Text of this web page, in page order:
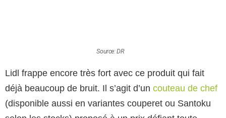
Source: DR
Lidl frappe encore très fort avec ce produit qui fait
déjà beaucoup de bruit. Il s’agit d’un couteau de chef
(disponible aussi en variantes couperet ou Santoku